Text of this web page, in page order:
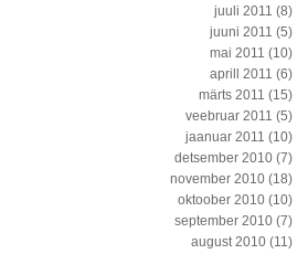
juuli 2011 (8)
juuni 2011 (5)
mai 2011 (10)
aprill 2011 (6)
märts 2011 (15)
veebruar 2011 (5)
jaanuar 2011 (10)
detsember 2010 (7)
november 2010 (18)
oktoober 2010 (10)
september 2010 (7)
august 2010 (11)